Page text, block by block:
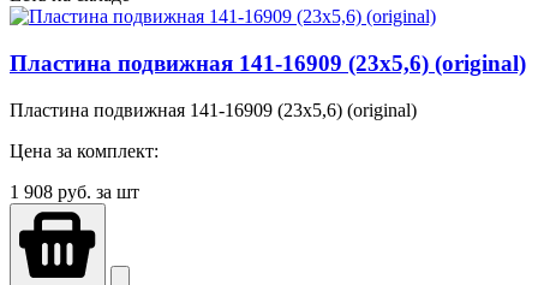
Пластина подвижная 141-16909 (23х5,6) (original)
Пластина подвижная 141-16909 (23х5,6) (original)
Цена за комплект:
1 908 руб. за шт